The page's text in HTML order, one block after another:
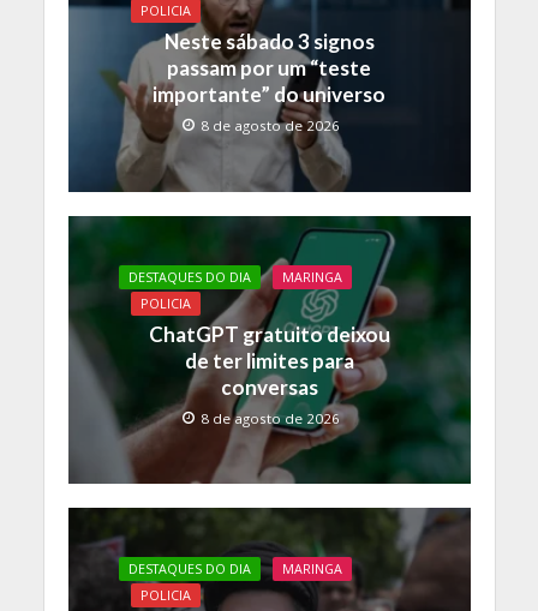
p k
POLICIA
Neste sábado 3 signos
passam por um “teste
importante” do universo
8 de agosto de 2026
DESTAQUES DO DIA
MARINGA
POLICIA
ChatGPT gratuito deixou
de ter limites para
conversas
8 de agosto de 2026
DESTAQUES DO DIA
MARINGA
POLICIA